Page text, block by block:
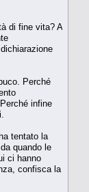
di fine vita? A
Perché
infine
tentato la
quando le
ci hanno
confisca la